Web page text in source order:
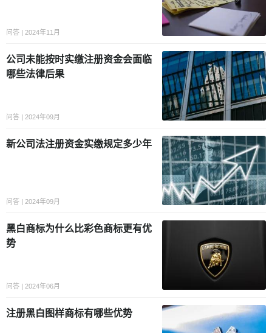
问答 | 2024年11月
公司未能按时实缴注册资金会面临
哪些法律后果
问答 | 2024年09月
新公司法注册资金实缴规定多少年
问答 | 2024年09月
黑白商标为什么比彩色商标更有优
势
问答 | 2024年06月
注册黑白图样商标有哪些优势